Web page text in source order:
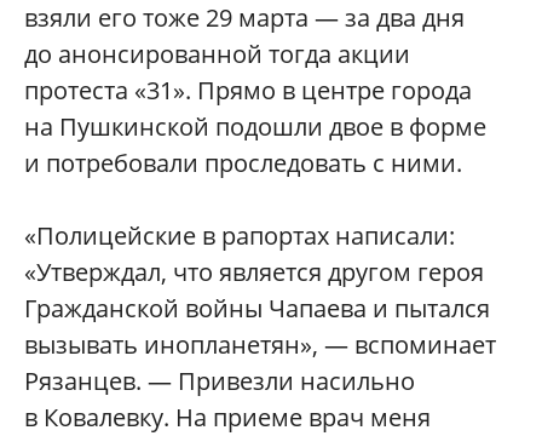
взяли его тоже 29 марта — за два дня
до анонсированной тогда акции
протеста «31». Прямо в центре города
на Пушкинской подошли двое в форме
и потребовали проследовать с ними.
«Полицейские в рапортах написали:
«Утверждал, что является другом героя
Гражданской войны Чапаева и пытался
вызывать инопланетян», — вспоминает
Рязанцев. — Привезли насильно
в Ковалевку. На приеме врач меня